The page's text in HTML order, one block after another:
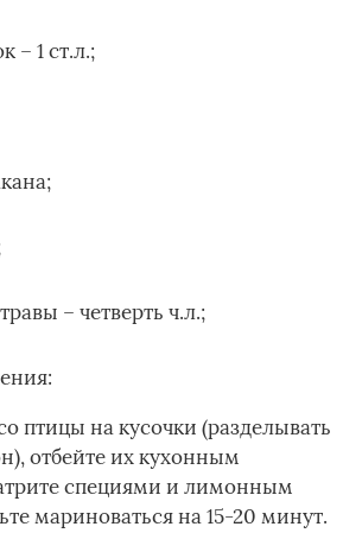
– 1 ст.л.;
– четверть ч.л.;
птицы на кусочки (разделывать
отбейте их кухонным
специями и лимонным
мариноваться на 15-20 минут.